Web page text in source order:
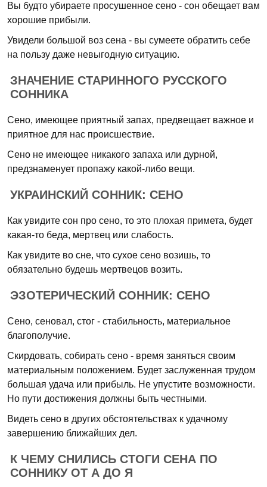
Вы будто убираете просушенное сено - сон обещает вам
хорошие прибыли.
Увидели большой воз сена - вы сумеете обратить себе
на пользу даже невыгодную ситуацию.
ЗНАЧЕНИЕ СТАРИННОГО РУССКОГО
СОННИКА
Сено, имеющее приятный запах, предвещает важное и
приятное для нас происшествие.
Сено не имеющее никакого запаха или дурной,
предзнаменует пропажу какой-либо вещи.
УКРАИНСКИЙ СОННИК: СЕНО
Как увидите сон про сено, то это плохая примета, будет
какая-то беда, мертвец или слабость.
Как увидите во сне, что сухое сено возишь, то
обязательно будешь мертвецов возить.
ЭЗОТЕРИЧЕСКИЙ СОННИК: СЕНО
Сено, сеновал, стог - стабильность, материальное
благополучие.
Скирдовать, собирать сено - время заняться своим
материальным положением. Будет заслуженная трудом
большая удача или прибыль. Не упустите возможности.
Но пути достижения должны быть честными.
Видеть сено в других обстоятельствах к удачному
завершению ближайших дел.
К ЧЕМУ СНИЛИСЬ СТОГИ СЕНА ПО
СОННИКУ ОТ А ДО Я